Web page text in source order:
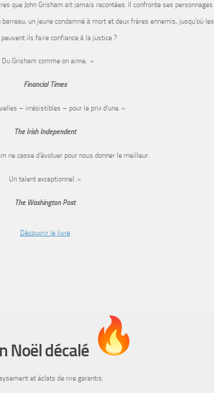
que John Grisham ait jamais racontées. Il confronte ses personnages
un jeune condamné à mort et deux frères ennemis, jusqu’où les
peuvent ils faire confiance à la justice ?
Du Grisham comme on aime. »
Financial Times
– irrésistibles – pour le prix d’une. »
The Irish Independent
ne cesse d’évoluer pour nous donner le meilleur.
Un talent exceptionnel. »
The Washington Post
Découvrir le livre
Noël décalé
et éclats de rire garantis.